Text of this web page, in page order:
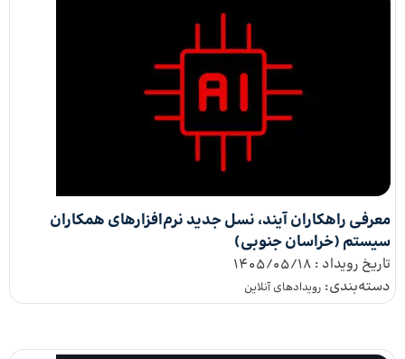
معرفی راهکاران آیند، نسل جدید نرم‌افزارهای همکاران
سیستم (خراسان جنوبی)
تاریخ رویداد : 1405/05/18
دسته‌بندی: رویداد‌های آنلاین